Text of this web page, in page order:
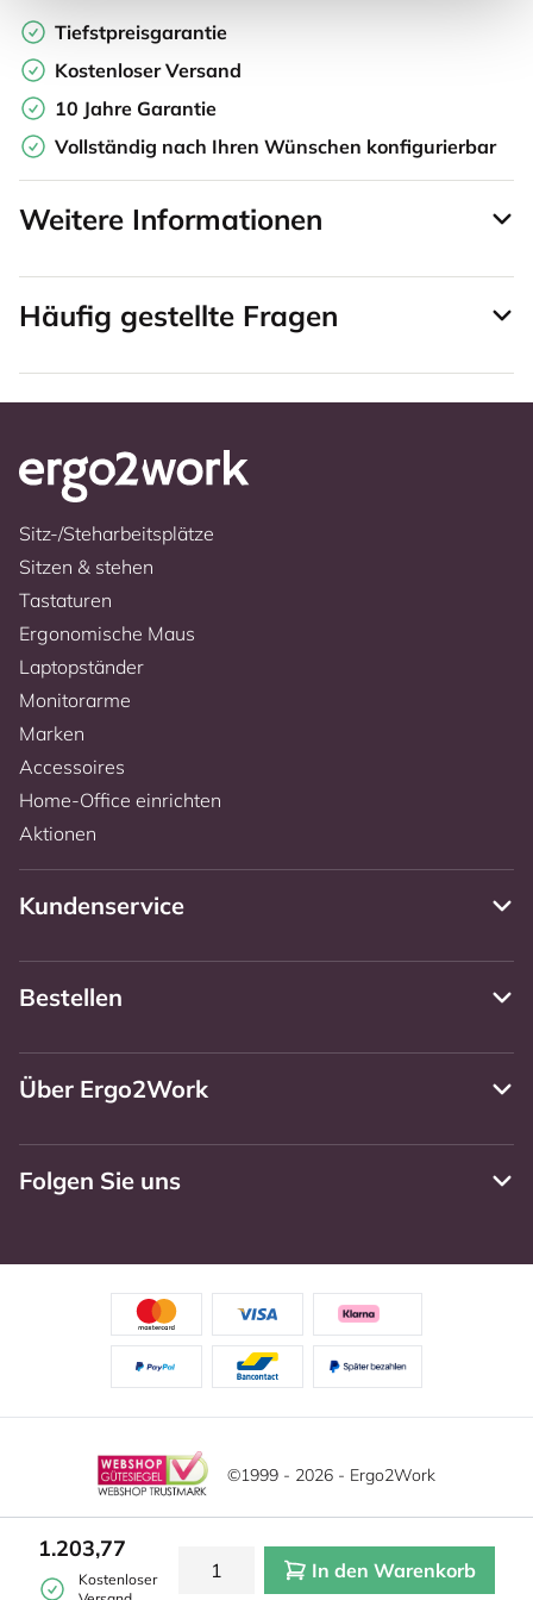
Tiefstpreisgarantie
Kostenloser Versand
10 Jahre Garantie
Vollständig nach Ihren Wünschen konfigurierbar
1.203,77
Kostenloser
In den Warenkorb
Weitere Informationen
Häufig gestellte Fragen
Sitz-/Steharbeitsplätze
Sitzen & stehen
Tastaturen
Ergonomische Maus
Laptopständer
Monitorarme
Marken
Accessoires
Home-Office einrichten
Aktionen
Kundenservice
Bestellen
Über Ergo2Work
Folgen Sie uns
©1999 - 2026 - Ergo2Work
Haftungsausschluss
Allgemeine Geschäftsbedingungen
Cookie-Einstellungen